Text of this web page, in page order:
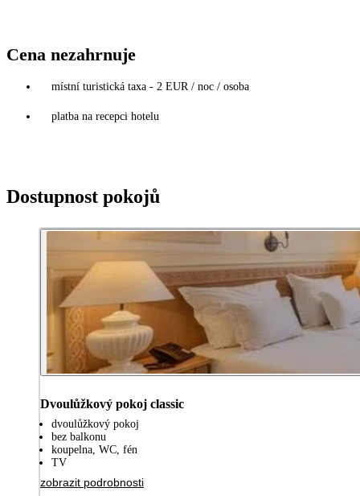
Cena nezahrnuje
místní turistická taxa - 2 EUR / noc / osoba
platba na recepci hotelu
Dostupnost pokojů
Dvoulůžkový pokoj classic
dvoulůžkový pokoj
bez balkonu
koupelna, WC, fén
TV
zobrazit podrobnosti